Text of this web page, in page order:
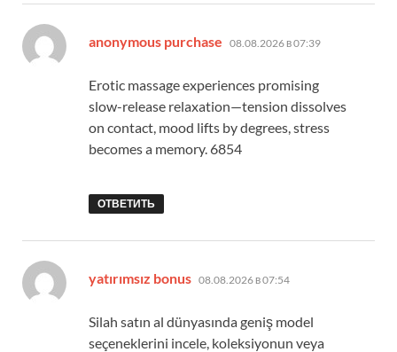
anonymous purchase 08.08.2026 в 07:39
Erotic massage experiences promising
slow-release relaxation—tension dissolves
on contact, mood lifts by degrees, stress
becomes a memory. 6854
ОТВЕТИТЬ
yatırımsız bonus 08.08.2026 в 07:54
Silah satın al dünyasında geniş model
seçeneklerini incele, koleksiyonun veya